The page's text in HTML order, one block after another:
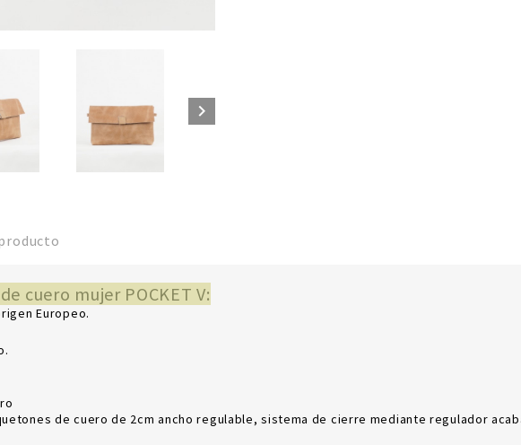

cuero mujer POCKET V:
Europeo.
de cuero de 2cm ancho regulable, sistema de cierre mediante regulador